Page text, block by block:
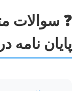
❓ سوالات
پایان نامه